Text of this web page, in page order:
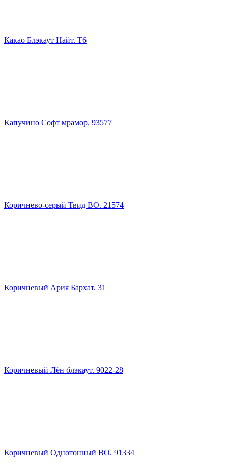
Какао Блэкаут Найт. Т6
Капучино Софт мрамор. 93577
Коричнево-серый Твид ВО. 21574
Коричневый Ария Бархат. 31
Коричневый Лён блэкаут. 9022-28
Коричневый Однотонный ВО. 91334